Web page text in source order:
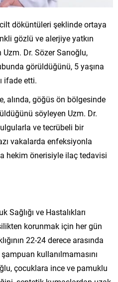
döküntüleri şeklinde ortaya
gözlü ve alerjiye yatkın
Dr. Sözer Sarıoğlu,
görüldüğünü, 5 yaşına
ifade etti.
alında, göğüs ön bölgesinde
söyleyen Uzm. Dr.
ve tecrübeli bir
vakalarda enfeksiyonla
hekim önerisiyle ilaç tedavisi
Sağlığı ve Hastalıkları
korunmak için her gün
22-24 derece arasında
kullanılmamasını
çocuklara ince ve pamuklu